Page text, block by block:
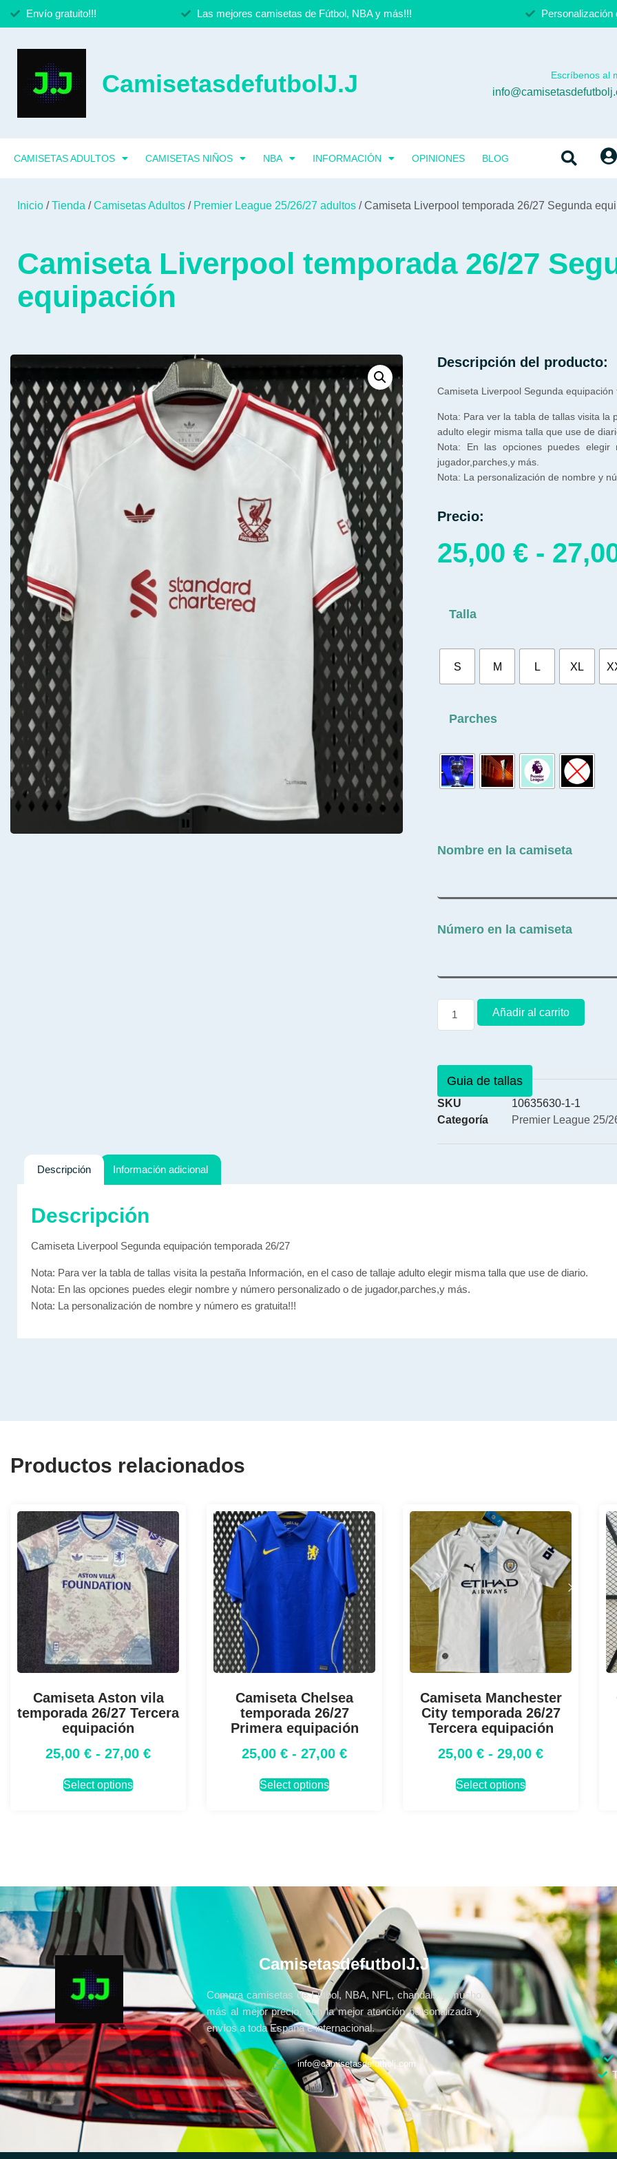
Envío gratuito!!! Las mejores camisetas de Fútbol, NBA y más!!! Personalización
CamisetasdefutbolJ.J Escríbenos al
CAMISETAS ADULTOS CAMISETAS NIÑOS NBA INFORMACIÓN OPINIONES BLOG
Inicio /Tienda /Camisetas Adultos / Premier League 25/26/27 adultos / Camiseta Liverpool temporada 26/27 Segunda
Camiseta Liverpool temporada 26/27
equipación
Descripción del producto:
Camiseta Liverpool Segunda
Nota: Para ver la tabla de tallas visita la
adulto elegir misma talla que use de
Nota: En las opciones puedes
jugador,parches,y más.
Nota: La personalización de nombre y
Precio:
25,00 € -
Talla
S M L XL
Parches
Nombre en la camiseta
Número en la camiseta
Añadir al carrito
Guia de tallas
SKU
10635630-1-1
Categoría
Premier League 25/
Descripción Información adicional
Descripción
Camiseta Liverpool Segunda equipación temporada 26/27
Nota: Para ver la tabla de tallas visita la pestaña Información, en el caso de tallaje adulto elegir misma talla que use de diario.
Nota: En las opciones puedes elegir nombre y número personalizado o de jugador,parches,y más.
Nota: La personalización de nombre y número es gratuita!!!
Productos relacionados
Camiseta Aston vila
temporada 26/27 Tercera
equipación
25,00 € - 27,00 €
Select options
Camiseta Chelsea
temporada 26/27
Primera equipación
25,00 € - 27,00 €
Select options
Camiseta Manchester
City temporada 26/27
Tercera equipación
25,00 € - 29,00 €
Select options
CamisetasdefutbolJ.J
Compra camisetas de Fútbol, NBA, NFL, chandals y mucho
más al mejor precio, con la mejor atención personalizada y
envíos a toda España e internacional.
info@camisetasdefutbolj.com